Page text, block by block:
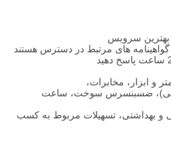
ضسبنسرس سوخت، ساعت
و بهداشتی، تسهیلات مربوط به کسب